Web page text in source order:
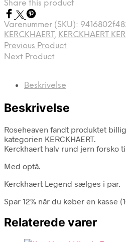
Share this product
Varenummer (SKU):
KERCKHAERT, KERCKHAERT
Previous Product
Next Product
Beskrivelse
Beskrivelse
Roseheaven fandt produktet
kategorien KERCKHAERT.
Kerckhaert halv rund jern forsko
Med optå.
Kerckhaert Legend sælges i par.
Spar 12% når du køber en kasse
Relaterede varer